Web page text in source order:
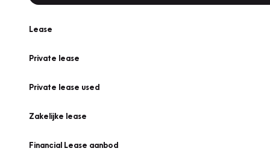
Lease
Private lease
Private lease used
Zakelijke lease
Financial Lease aanbod